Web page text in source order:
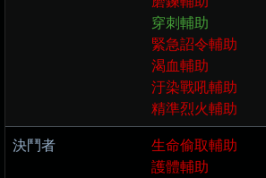
穿刺輔助
緊急詔令輔助
渴血輔助
汙染戰吼輔助
精準烈火輔助
決鬥者
生命偷取輔助
護體輔助